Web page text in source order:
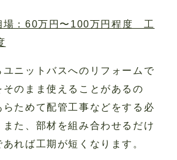
場：60万円〜100万円程度 工
ニットバスへのリフォームで
のまま使えることがあるの
らためて配管工事などをする必
た、部材を組み合わせるだけ
れば工期が短くなります。